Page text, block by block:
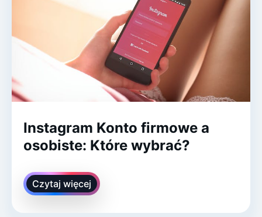
Instagram Konto firmowe a
osobiste: Które wybrać?
Czytaj więcej